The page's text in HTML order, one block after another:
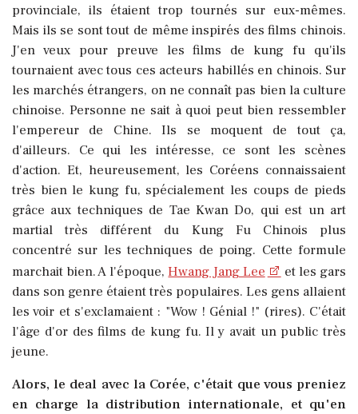
provinciale, ils étaient trop tournés sur eux-mêmes.
Mais ils se sont tout de même inspirés des films chinois.
J'en veux pour preuve les films de kung fu qu'ils
tournaient avec tous ces acteurs habillés en chinois. Sur
les marchés étrangers, on ne connaît pas bien la culture
chinoise. Personne ne sait à quoi peut bien ressembler
l'empereur de Chine. Ils se moquent de tout ça,
d'ailleurs. Ce qui les intéresse, ce sont les scènes
d'action. Et, heureusement, les Coréens connaissaient
très bien le kung fu, spécialement les coups de pieds
grâce aux techniques de Tae Kwan Do, qui est un art
martial très différent du Kung Fu Chinois plus
concentré sur les techniques de poing. Cette formule
marchait bien. A l'époque,Hwang Jang Lee
et les gars
dans son genre étaient très populaires. Les gens allaient
les voir et s'exclamaient : "Wow ! Génial !" (rires). C'était
l'âge d'or des films de kung fu. Il y avait un public très
jeune.
Alors, le deal avec la Corée, c'était que vous preniez
en charge la distribution internationale, et qu'en